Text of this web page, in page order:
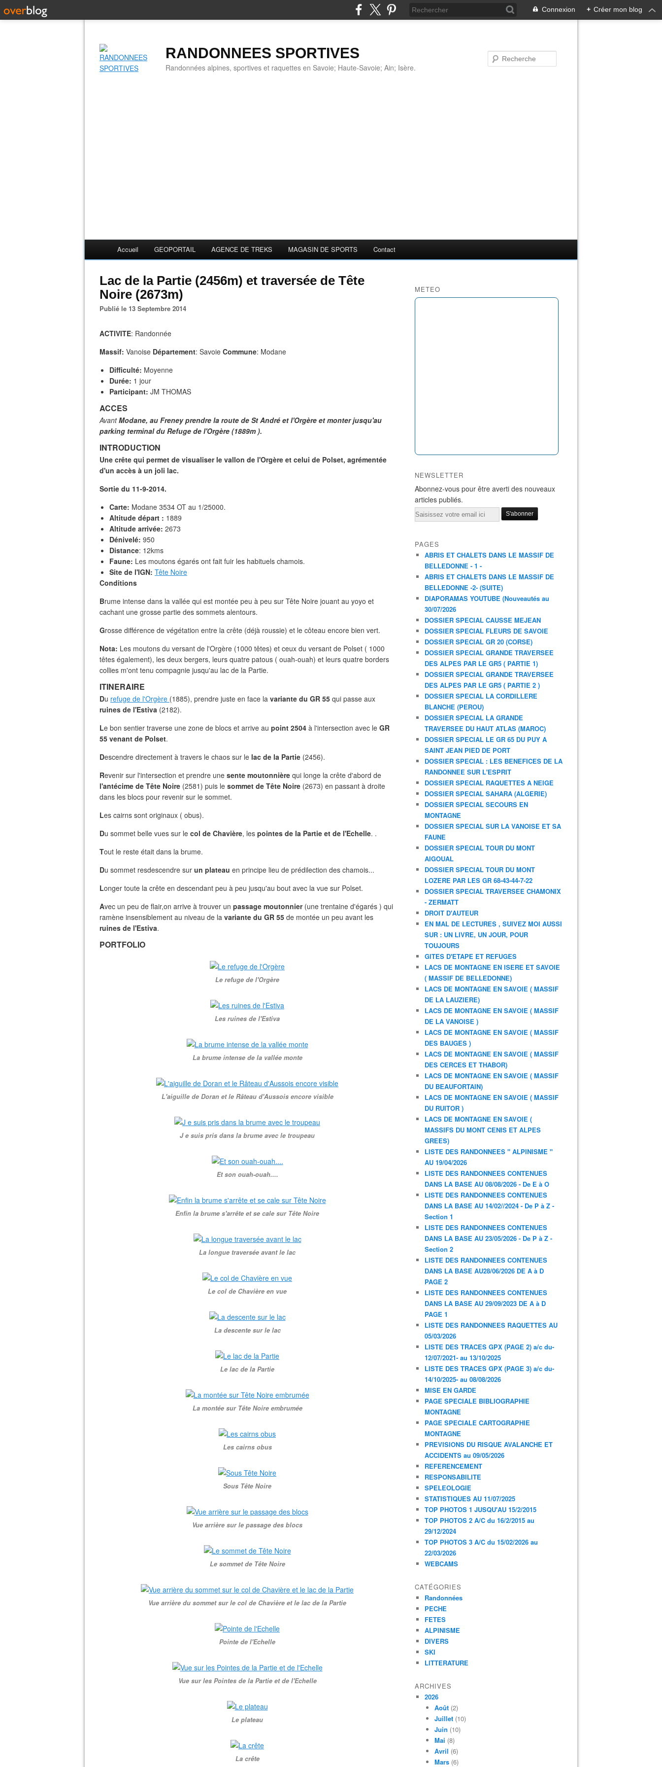
Connexion + Créer mon blog
RANDONNEES SPORTIVES
Randonnées alpines, sportives et raquettes en Savoie; Haute-Savoie; Ain; Isère.
Accueil GEOPORTAIL AGENCE DE TREKS MAGASIN DE SPORTS Contact
Lac de la Partie (2456m) et traversée de Tête
Noire (2673m)
Publié le 13 Septembre 2014
ACTIVITE: Randonnée
Massif: Vanoise Département: Savoie Commune: Modane
Difficulté: Moyenne
Durée: 1 jour
Participant: JM THOMAS
ACCES
AvantModane, au Freney prendre la route de St André et l'Orgère et monter jusqu'au
parking terminal du Refuge de l'Orgère (1889m ).
INTRODUCTION
Une crête qui permet de visualiser le vallon de l'Orgère et celui de Polset, agrémentée
d'un accès à un joli lac.
Sortie du 11-9-2014.
Carte: Modane 3534 OT au 1/25000.
Altitude départ : 1889
Altitude arrivée: 2673
Dénivelé: 950
Distance: 12kms
Faune: Les moutons égarés ont fait fuir les habituels chamois.
Site de l'IGN: Tête Noire
Conditions
Brume intense dans la vallée qui est montée peu à peu sur Tête Noire jouant au yoyo et
cachant une grosse partie des sommets alentours.
Grosse différence de végétation entre la crête (déjà roussie) et le côteau encore bien vert.
Nota: Les moutons du versant de l'Orgère (1000 têtes) et ceux du versant de Polset ( 1000
têtes également), les deux bergers, leurs quatre patous ( ouah-ouah) et leurs quatre borders
collies m'ont tenu compagnie jusqu'au lac de la Partie.
ITINERAIRE
Du refuge de l'Orgère (1885), prendre juste en face la variante du GR 55 qui passe aux
ruines de l'Estiva (2182).
Le bon sentier traverse une zone de blocs et arrive au point 2504 à l'intersection avec le GR
55 venant de Polset.
Descendre directement à travers le chaos sur le lac de la Partie (2456).
Revenir sur l'intersection et prendre une sente moutonnière qui longe la crête d'abord de
l'antécime de Tête Noire (2581) puis le sommet de Tête Noire (2673) en passant à droite
dans les blocs pour revenir sur le sommet.
Les cairns sont originaux ( obus).
Du sommet belle vues sur le col de Chavière, les pointes de la Partie et de l'Echelle. .
Tout le reste était dans la brume.
Du sommet resdescendre sur un plateau en principe lieu de prédilection des chamois...
Longer toute la crête en descendant peu à peu jusqu'au bout avec la vue sur Polset.
Avec un peu de flair,on arrive à trouver un passage moutonnier (une trentaine d'égarés ) qui
ramène insensiblement au niveau de la variante du GR 55 de montée un peu avant les
ruines de l'Estiva.
PORTFOLIO
Le refuge de l'Orgère
Les ruines de l'Estiva
La brume intense de la vallée monte
L'aiguille de Doran et le Râteau d'Aussois encore visible
J e suis pris dans la brume avec le troupeau
Et son ouah-ouah....
Enfin la brume s'arrête et se cale sur Tête Noire
La longue traversée avant le lac
Le col de Chavière en vue
La descente sur le lac
Le lac de la Partie
La montée sur Tête Noire embrumée
Les cairns obus
Sous Tête Noire
Vue arrière sur le passage des blocs
Le sommet de Tête Noire
Vue arrière du sommet sur le col de Chavière et le lac de la Partie
Pointe de l'Echelle
Vue sur les Pointes de la Partie et de l'Echelle
Le plateau
La crête
METEO
NEWSLETTER
Abonnez-vous pour être averti des nouveaux
articles publiés.
Email
PAGES
ABRIS ET CHALETS DANS LE MASSIF DE
BELLEDONNE - 1 -
ABRIS ET CHALETS DANS LE MASSIF DE
BELLEDONNE -2- (SUITE)
DIAPORAMAS YOUTUBE (Nouveautés au
30/07/2026
DOSSIER SPECIAL CAUSSE MEJEAN
DOSSIER SPECIAL FLEURS DE SAVOIE
DOSSIER SPECIAL GR 20 (CORSE)
DOSSIER SPECIAL GRANDE TRAVERSEE
DES ALPES PAR LE GR5 ( PARTIE 1)
DOSSIER SPECIAL GRANDE TRAVERSEE
DES ALPES PAR LE GR5 ( PARTIE 2 )
DOSSIER SPECIAL LA CORDILLERE
BLANCHE (PEROU)
DOSSIER SPECIAL LA GRANDE
TRAVERSEE DU HAUT ATLAS (MAROC)
DOSSIER SPECIAL LE GR 65 DU PUY A
SAINT JEAN PIED DE PORT
DOSSIER SPECIAL : LES BENEFICES DE LA
RANDONNEE SUR L'ESPRIT
DOSSIER SPECIAL RAQUETTES A NEIGE
DOSSIER SPECIAL SAHARA (ALGERIE)
DOSSIER SPECIAL SECOURS EN
MONTAGNE
DOSSIER SPECIAL SUR LA VANOISE ET SA
FAUNE
DOSSIER SPECIAL TOUR DU MONT
AIGOUAL
DOSSIER SPECIAL TOUR DU MONT
LOZERE PAR LES GR 68-43-44-7-22
DOSSIER SPECIAL TRAVERSEE CHAMONIX
- ZERMATT
DROIT D'AUTEUR
EN MAL DE LECTURES , SUIVEZ MOI AUSSI
SUR : UN LIVRE, UN JOUR, POUR
TOUJOURS
GITES D'ETAPE ET REFUGES
LACS DE MONTAGNE EN ISERE ET SAVOIE
( MASSIF DE BELLEDONNE)
LACS DE MONTAGNE EN SAVOIE ( MASSIF
DE LA LAUZIERE)
LACS DE MONTAGNE EN SAVOIE ( MASSIF
DE LA VANOISE )
LACS DE MONTAGNE EN SAVOIE ( MASSIF
DES BAUGES )
LACS DE MONTAGNE EN SAVOIE ( MASSIF
DES CERCES ET THABOR)
LACS DE MONTAGNE EN SAVOIE ( MASSIF
DU BEAUFORTAIN)
LACS DE MONTAGNE EN SAVOIE ( MASSIF
DU RUITOR )
LACS DE MONTAGNE EN SAVOIE (
MASSIFS DU MONT CENIS ET ALPES
GREES)
LISTE DES RANDONNEES " ALPINISME "
AU 19/04/2026
LISTE DES RANDONNEES CONTENUES
DANS LA BASE AU 08/08/2026 - De E à O
LISTE DES RANDONNEES CONTENUES
DANS LA BASE AU 14/02//2024 - De P à Z -
Section 1
LISTE DES RANDONNEES CONTENUES
DANS LA BASE AU 23/05/2026 - De P à Z -
Section 2
LISTE DES RANDONNEES CONTENUES
DANS LA BASE AU28/06/2026 DE A à D
PAGE 2
LISTE DES RANDONNEES CONTENUES
DANS LA BASE AU 29/09/2023 DE A à D
PAGE 1
LISTE DES RANDONNEES RAQUETTES AU
05/03/2026
LISTE DES TRACES GPX (PAGE 2) a/c du-
12/07/2021- au 13/10/2025
LISTE DES TRACES GPX (PAGE 3) a/c du-
14/10/2025- au 08/08/2026
MISE EN GARDE
PAGE SPECIALE BIBLIOGRAPHIE
MONTAGNE
PAGE SPECIALE CARTOGRAPHIE
MONTAGNE
PREVISIONS DU RISQUE AVALANCHE ET
ACCIDENTS au 09/05/2026
REFERENCEMENT
RESPONSABILITE
SPELEOLOGIE
STATISTIQUES AU 11/07/2025
TOP PHOTOS 1 JUSQU'AU 15/2/2015
TOP PHOTOS 2 A/C du 16/2/2015 au
29/12/2024
TOP PHOTOS 3 A/C du 15/02/2026 au
22/03/2026
WEBCAMS
CATÉGORIES
Randonnées
PECHE
FETES
ALPINISME
DIVERS
SKI
LITTERATURE
ARCHIVES
2026
Août (2)
Juillet (10)
Juin (10)
Mai (8)
Avril (6)
Mars (6)